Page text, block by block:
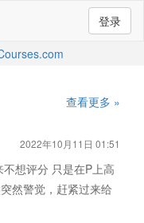
登录
查看更多 »
2022年10月11日 01:51
想评分 只是在P上高
然警觉，赶紧过来给